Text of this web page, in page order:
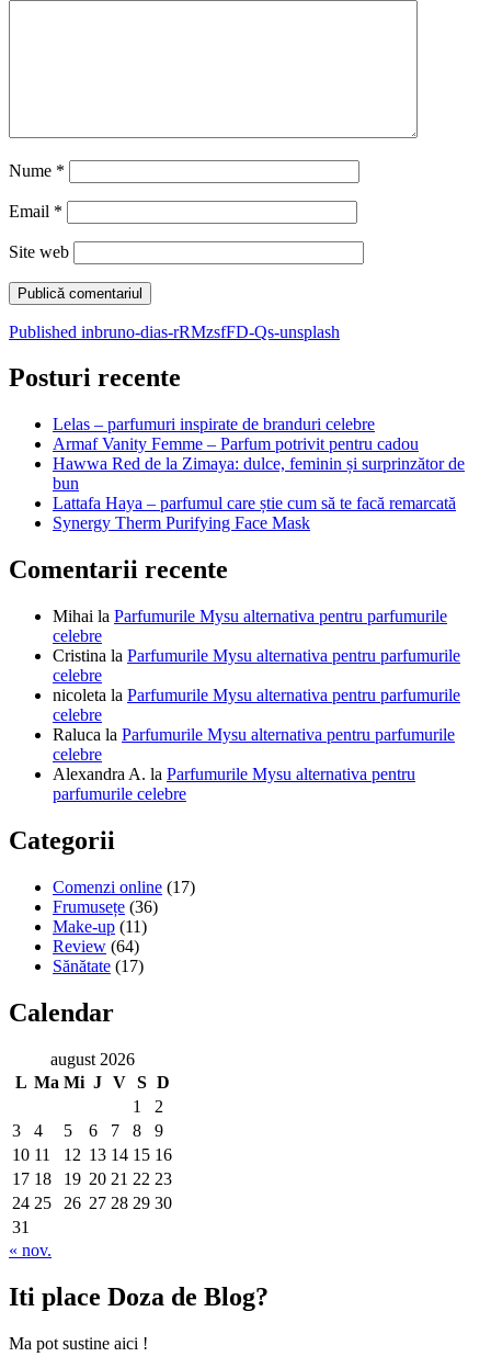
Nume *
Email *
Site web
Navigare
în
articole
Published inbruno-dias-rRMzsfFD-Qs-unsplash
Posturi recente
Lelas – parfumuri inspirate de branduri celebre
Armaf Vanity Femme – Parfum potrivit pentru cadou
Hawwa Red de la Zimaya: dulce, feminin și surprinzător de
bun
Lattafa Haya – parfumul care știe cum să te facă remarcată
Synergy Therm Purifying Face Mask
Comentarii recente
Mihai la Parfumurile Mysu alternativa pentru parfumurile
celebre
Cristina la Parfumurile Mysu alternativa pentru parfumurile
celebre
nicoleta la Parfumurile Mysu alternativa pentru parfumurile
celebre
Raluca la Parfumurile Mysu alternativa pentru parfumurile
celebre
Alexandra A. la Parfumurile Mysu alternativa pentru
parfumurile celebre
Categorii
Comenzi online (17)
Frumusețe (36)
Make-up (11)
Review (64)
Sănătate (17)
Calendar
august 2026
L Ma Mi J V S D
1
2
3
4 5 6 7 8
9
10 11 12 13 14 15 16
17 18 19 20 21 22 23
24 25 26 27 28 29 30
31
« nov.
Iti place Doza de Blog?
Ma pot sustine aici !